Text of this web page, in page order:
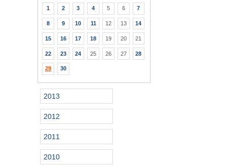
1
2 3 4 5 6 7
8 9 10 11 12 13 14
15 16 17 18 19 20 21
22 23 24 25 26 27 28
29 30
2013
2012
2011
2010